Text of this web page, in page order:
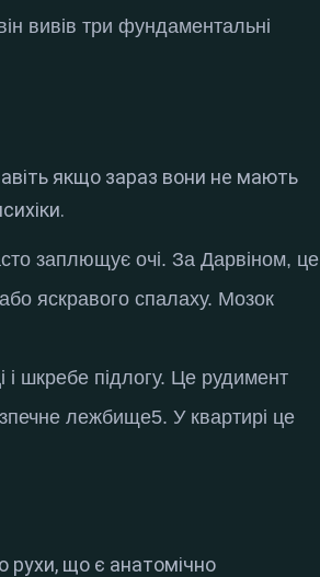
вивів три фундаментальні
якщо зараз вони не мають
заплющує очі. За Дарвіном, це
яскравого спалаху. Мозок
шкребе підлогу. Це рудимент
лежбище5. У квартирі це
рухи, що є анатомічно